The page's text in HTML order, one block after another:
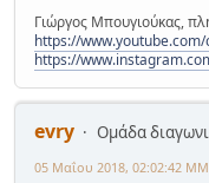
Γιώργος Μπουγιούκας,
https://
https://
evry
Ομάδα
05 Μαΐου 2018, 02:02:42 ΜΜ